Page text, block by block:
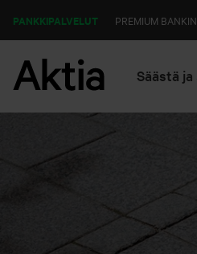
PANKKIPALVELUT PREMIUM
Säästä